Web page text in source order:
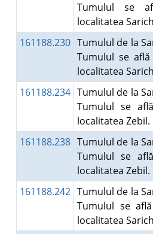
Tumulul se
localitatea
161188.230 Tumulul de la
Tumulul se
localitatea
161188.234 Tumulul de la
Tumulul se
localitatea Zebil.
161188.238 Tumulul de la
Tumulul se
localitatea Zebil.
161188.242 Tumulul de la
Tumulul se
localitatea